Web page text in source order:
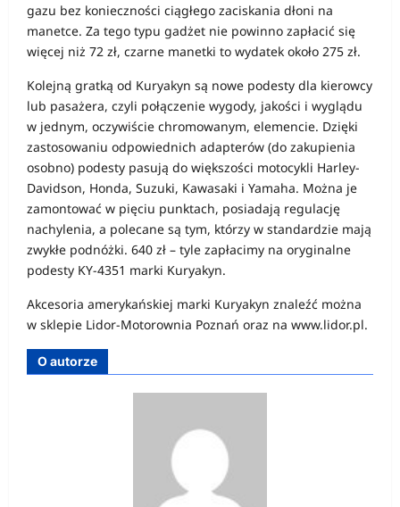
gazu bez konieczności ciągłego zaciskania dłoni na
manetce. Za tego typu gadżet nie powinno zapłacić się
więcej niż 72 zł, czarne manetki to wydatek około 275 zł.
Kolejną gratką od Kuryakyn są nowe podesty dla kierowcy
lub pasażera, czyli połączenie wygody, jakości i wyglądu
w jednym, oczywiście chromowanym, elemencie. Dzięki
zastosowaniu odpowiednich adapterów (do zakupienia
osobno) podesty pasują do większości motocykli Harley-
Davidson, Honda, Suzuki, Kawasaki i Yamaha. Można je
zamontować w pięciu punktach, posiadają regulację
nachylenia, a polecane są tym, którzy w standardzie mają
zwykłe podnóżki. 640 zł – tyle zapłacimy na oryginalne
podesty KY-4351 marki Kuryakyn.
Akcesoria amerykańskiej marki Kuryakyn znaleźć można
w sklepie Lidor-Motorownia Poznań oraz na www.lidor.pl.
O autorze